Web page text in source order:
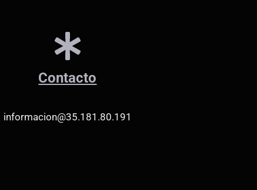
Contacto
informacion@35.181.80.191